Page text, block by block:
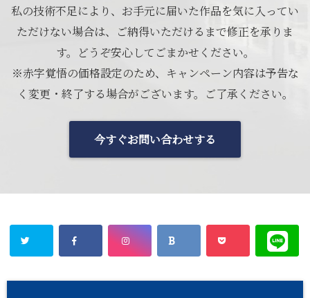
私の技術不足により、お手元に届いた作品を気に入ってい
ただけない場合は、ご納得いただけるまで修正を承りま
す。どうぞ安心してごまかせください。
※赤字覚悟の価格設定のため、キャンペーン内容は予告な
く変更・終了する場合がございます。ご了承ください。
今すぐお問い合わせする